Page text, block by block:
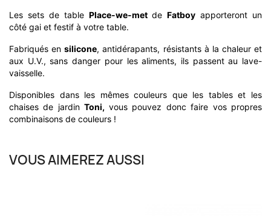
Les sets de table Place-we-metdeFatboy apporteront un
côté gai et festif à votre table.
Fabriqués ensilicone, antidérapants, résistants à la chaleur et
aux U.V., sans danger pour les aliments, ils passent au lave-
vaisselle.
Disponibles dans les mêmes couleurs que les tables et les
chaises de jardinToni, vous pouvez donc faire vos propres
combinaisons de couleurs !
VOUS AIMEREZ AUSSI